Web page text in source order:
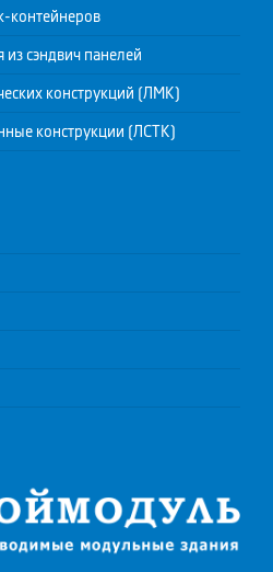
контейнеров
сэндвич панелей
конструкций (ЛМК)
конструкции (ЛСТК)